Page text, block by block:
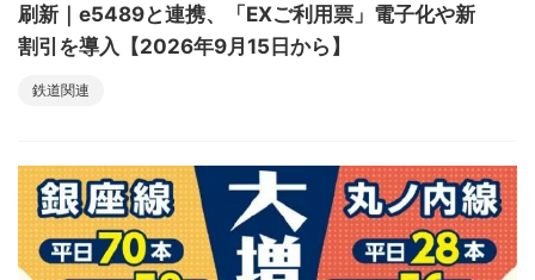
刷新｜e5489と連携、「EXご利用票」電子化や新
割引を導入【2026年9月15日から】
鉄道関連